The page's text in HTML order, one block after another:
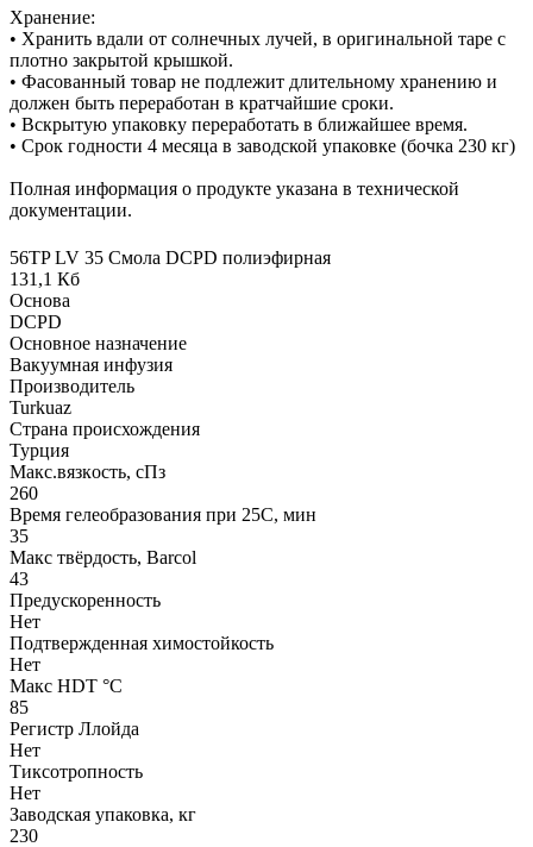
Хранение:
• Хранить вдали от солнечных лучей, в оригинальной таре с
плотно закрытой крышкой.
• Фасованный товар не подлежит длительному хранению и
должен быть переработан в кратчайшие сроки.
• Вскрытую упаковку переработать в ближайшее время.
• Срок годности 4 месяца в заводской упаковке (бочка 230 кг)
Полная информация о продукте указана в технической
документации.
56TP LV 35 Смола DCPD полиэфирная
131,1 Кб
Основа
DCPD
Основное назначение
Вакуумная инфузия
Производитель
Turkuaz
Страна происхождения
Турция
Макс.вязкoсть, сПз
260
Время гелеобразования при 25С, мин
35
Макс твёрдость, Barcol
43
Предускоренность
Нет
Подтвержденная химостойкость
Нет
Макс HDT °С
85
Регистр Ллойда
Нет
Тиксотропность
Нет
Заводская упаковка, кг
230